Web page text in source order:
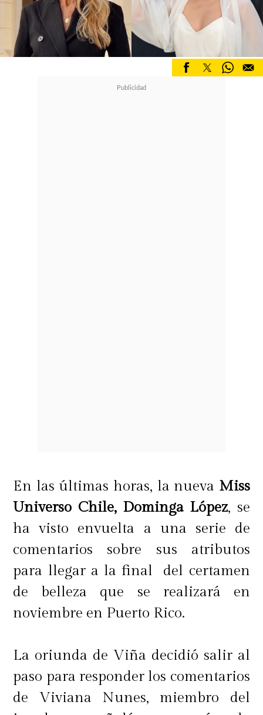
En las últimas horas, la nueva Miss
Universo Chile, Dominga López, se
ha visto envuelta a una serie de
comentarios sobre sus atributos
para llegar a la final del certamen
de belleza que se realizará en
noviembre en Puerto Rico.
La oriunda de Viña decidió salir al
paso para responder los comentarios
de Viviana Nunes, miembro del